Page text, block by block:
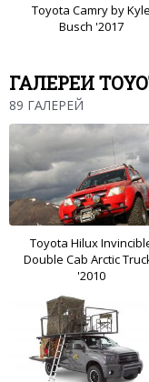
Toyota Camry by Kyle
Busch '2017
ГАЛЕРЕИ
89 ГАЛЕРЕЙ
Toyota Hilux
Double Cab Arctic
'2010